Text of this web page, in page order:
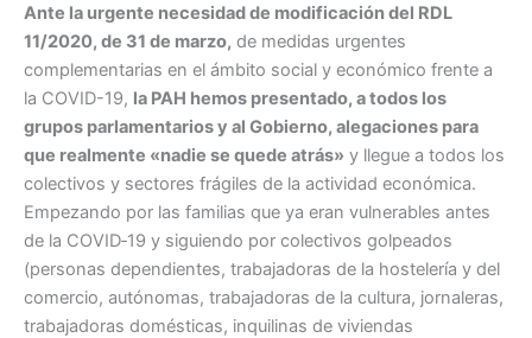
Ante la urgente necesidad de modificación del RDL
11/2020, de 31 de marzo, de medidas urgentes
complementarias en el ámbito social y económico frente a
la COVID-19, la PAH hemos presentado, a todos los
grupos parlamentarios y al Gobierno, alegaciones para
que realmente «nadie se quede atrás» y llegue a todos los
colectivos y sectores frágiles de la actividad económica.
Empezando por las familias que ya eran vulnerables antes
de la COVID‐19 y siguiendo por colectivos golpeados
(personas dependientes, trabajadoras de la hostelería y del
comercio, autónomas, trabajadoras de la cultura, jornaleras,
trabajadoras domésticas, inquilinas de viviendas